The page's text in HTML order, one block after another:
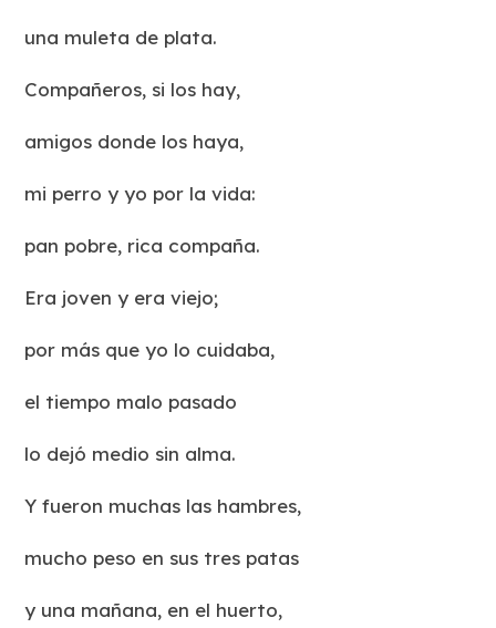
una muleta de plata.
Compañeros, si los hay,
amigos donde los haya,
mi perro y yo por la vida:
pan pobre, rica compaña.
Era joven y era viejo;
por más que yo lo cuidaba,
el tiempo malo pasado
lo dejó medio sin alma.
Y fueron muchas las hambres,
mucho peso en sus tres patas
y una mañana, en el huerto,